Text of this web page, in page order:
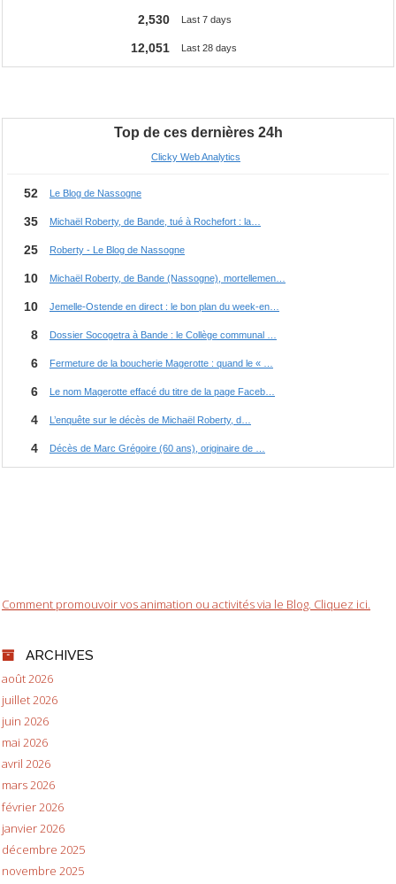
Comment promouvoir vos animation ou activités via le Blog. Cliquez ici.
ARCHIVES
août 2026
juillet 2026
juin 2026
mai 2026
avril 2026
mars 2026
février 2026
janvier 2026
décembre 2025
novembre 2025